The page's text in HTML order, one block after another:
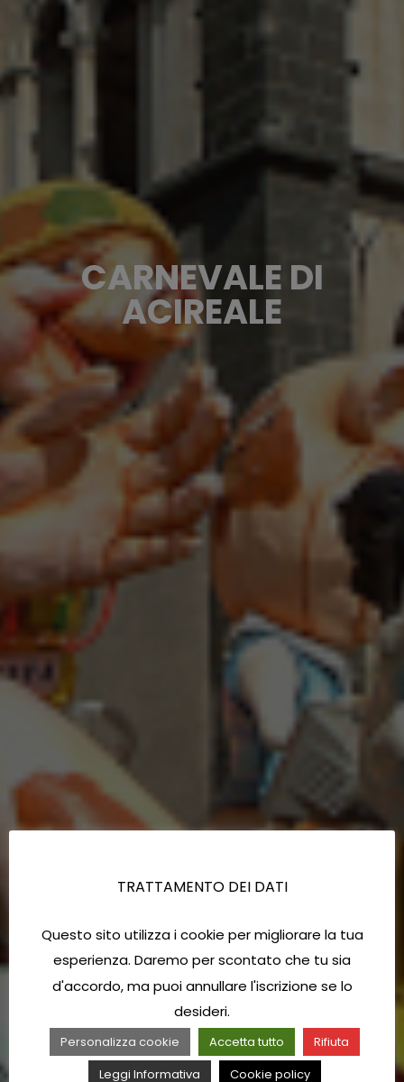
CARNEVALE DI
ACIREALE
TRATTAMENTO DEI DATI
Questo sito utilizza i cookie per migliorare la tua
esperienza. Daremo per scontato che tu sia
d'accordo, ma puoi annullare l'iscrizione se lo
desideri.
Personalizza cookie Accetta tutto
Rifiuta
Leggi Informativa
Cookie policy